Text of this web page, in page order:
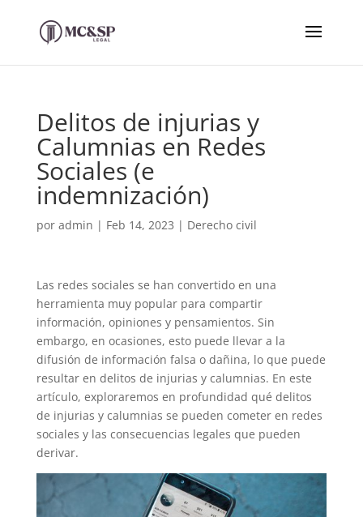
Delitos de injurias y
Calumnias en Redes
Sociales (e
indemnización)
por admin | Feb 14, 2023 | Derecho civil
Las redes sociales se han convertido en una
herramienta muy popular para compartir
información, opiniones y pensamientos. Sin
embargo, en ocasiones, esto puede llevar a la
difusión de información falsa o dañina, lo que puede
resultar en delitos de injurias y calumnias. En este
artículo, exploraremos en profundidad qué delitos
de injurias y calumnias se pueden cometer en redes
sociales y las consecuencias legales que pueden
derivar.